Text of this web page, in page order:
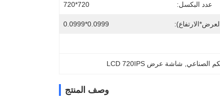
عدد البكسل: 720*720
0.0999*0.0999
شاشة عرض LCD 720IPS
وصف المنتج